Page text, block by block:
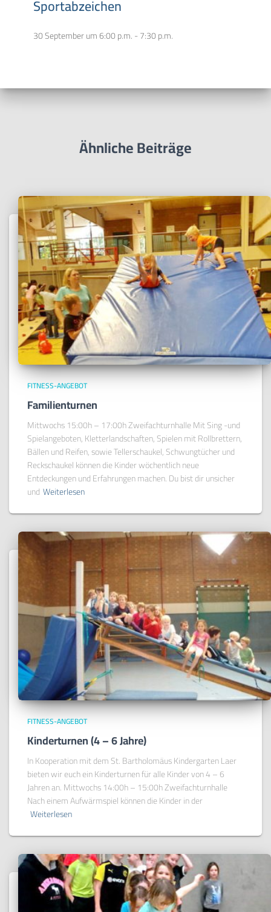
Sportabzeichen
30 September um 6:00 p.m.-7:30 p.m.
Ähnliche Beiträge
FITNESS-ANGEBOT
Familienturnen
Mittwochs 15:00h – 17:00h Zweifachturnhalle Mit Sing -und
Spielangeboten, Kletterlandschaften, Spielen mit Rollbrettern,
Bällen und Reifen, sowie Tellerschaukel, Schwungtücher und
Reckschaukel können die Kinder wöchentlich neue
Entdeckungen und Erfahrungen machen. Du bist dir unsicher
und Weiterlesen
FITNESS-ANGEBOT
Kinderturnen (4 – 6 Jahre)
In Kooperation mit dem St. Bartholomäus Kindergarten Laer
bieten wir euch ein Kinderturnen für alle Kinder von 4 – 6
Jahren an. Mittwochs 14:00h – 15:00h Zweifachturnhalle
Nach einem Aufwärmspiel können die Kinder in der
Weiterlesen